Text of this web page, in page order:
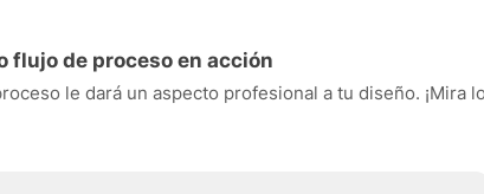
flujo de proceso en acción
le dará un aspecto profesional a tu diseño.